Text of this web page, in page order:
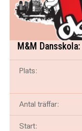
M&M
Plats:
Antal träffar:
Start: